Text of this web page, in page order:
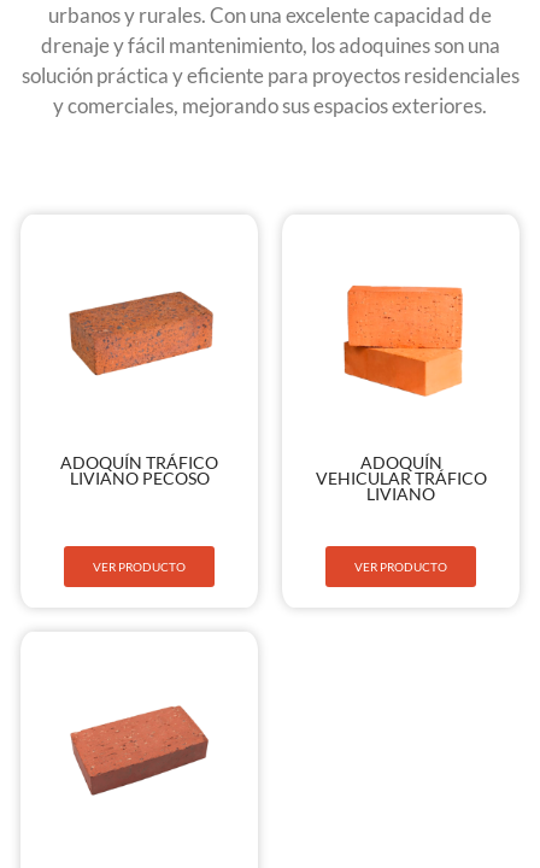
urbanos y rurales. Con una excelente capacidad de
drenaje y fácil mantenimiento, los adoquines son una
solución práctica y eficiente para proyectos residenciales
y comerciales, mejorando sus espacios exteriores.
ADOQUÍN TRÁFICO
LIVIANO PECOSO
VER PRODUCTO
ADOQUÍN
VEHICULAR TRÁFICO
LIVIANO
VER PRODUCTO